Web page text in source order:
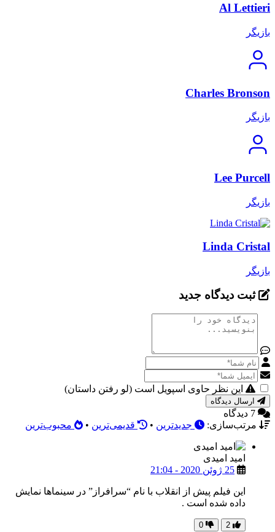
Al Lettieri
بازیگر
Charles Bronson
بازیگر
Lee Purcell
بازیگر
Linda Cristal
بازیگر
ثبت دیدگاه جدید
این نظر حاوی اسپویل است (لو رفتن داستان)
7 دیدگاه
مرتب‌سازی:
جدیدترین • قدیمی‌ترین • محبوب‌ترین
امید امیدی
25 ژوئن 2020 - 21:04
این فیلم پیش از انقلاب با نام “سرافراز” در سینماها نمایش
داده شده است .
2
0